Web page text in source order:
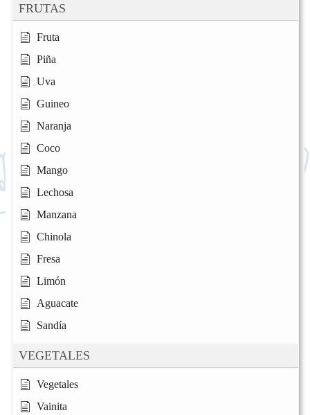
FRUTAS
Fruta
Piña
Uva
Guineo
Naranja
Coco
Mango
Lechosa
Manzana
Chinola
Fresa
Limón
Aguacate
Sandía
VEGETALES
Vegetales
Vainita